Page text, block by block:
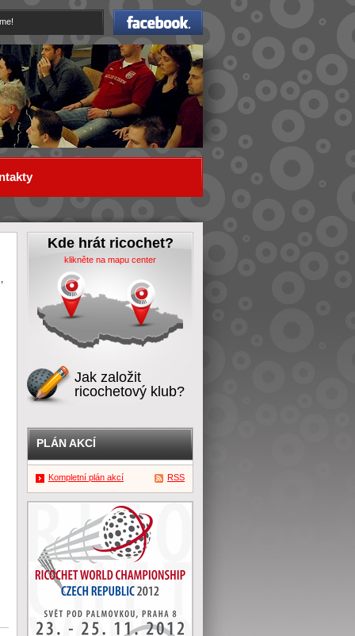
Facebook
Kde hrát ricochet?
klikněte na mapu center
Jak založit
ricochetový klub?
PLÁN AKCÍ
Kompletní plán akcí RSS